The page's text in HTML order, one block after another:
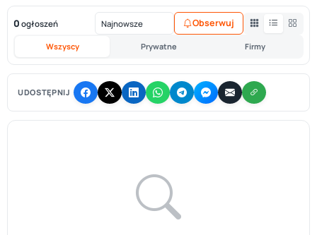
0 ogłoszeń
Wszyscy Prywatne Firmy
Obserwuj
UDOSTĘPNIJ